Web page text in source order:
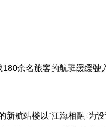
180余名旅客的航班缓缓
新航站楼以“江海相融”为